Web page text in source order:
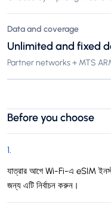
Data and coverage
Unlimited and fixed
Partner networks + MTS
Before you choose
1.
যাত্রার আগে Wi-Fi-এ eSIM
জন্য এটি নির্বাচন করুন।